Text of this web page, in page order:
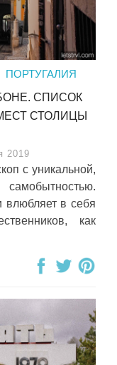
ПОРТУГАЛИЯ
СПИСОК
СТОЛИЦЫ
2019
с уникальной,
влюбляет в себя
как